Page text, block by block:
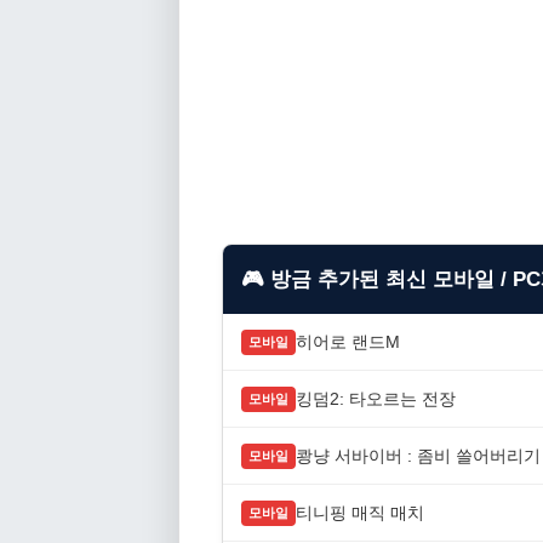
🎮 방금 추가된 최신 모바일 /
모바일 히어로 랜드M
모바일 킹덤2: 타오르는 전장
모바일 쾅냥 서바이버 : 좀비 쓸어버리기
모바일 티니핑 매직 매치